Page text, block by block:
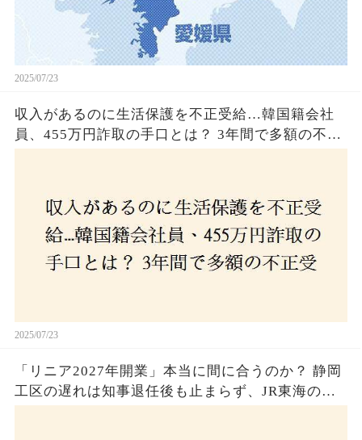
2025/07/23
収入があるのに生活保護を不正受給…韓国籍会社
員、455万円詐取の手口とは？ 3年間で多額の不正
2025/07/23
「リニア2027年開業」本当に間に合うのか？ 静岡
工区の遅れは知事退任後も止まらず、JR東海のず